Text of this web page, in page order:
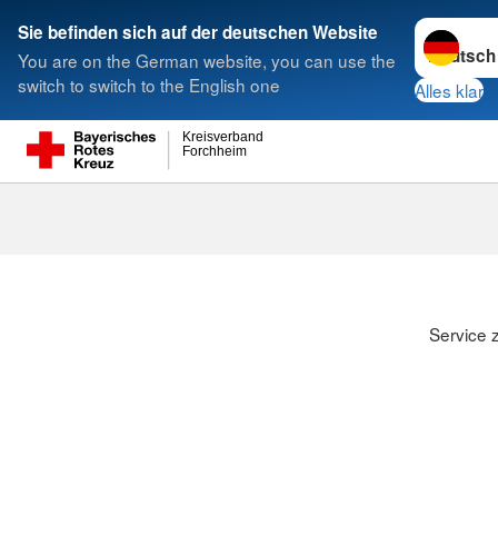
Sie befinden sich auf der deutschen Website
You are on the German website, you can use the
switch to switch to the English one
Sprache
Alles klar
Forchheim
Kreisverband
Suche
Service